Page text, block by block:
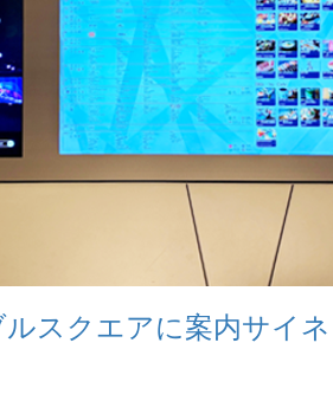
スクエアに案内サイネ